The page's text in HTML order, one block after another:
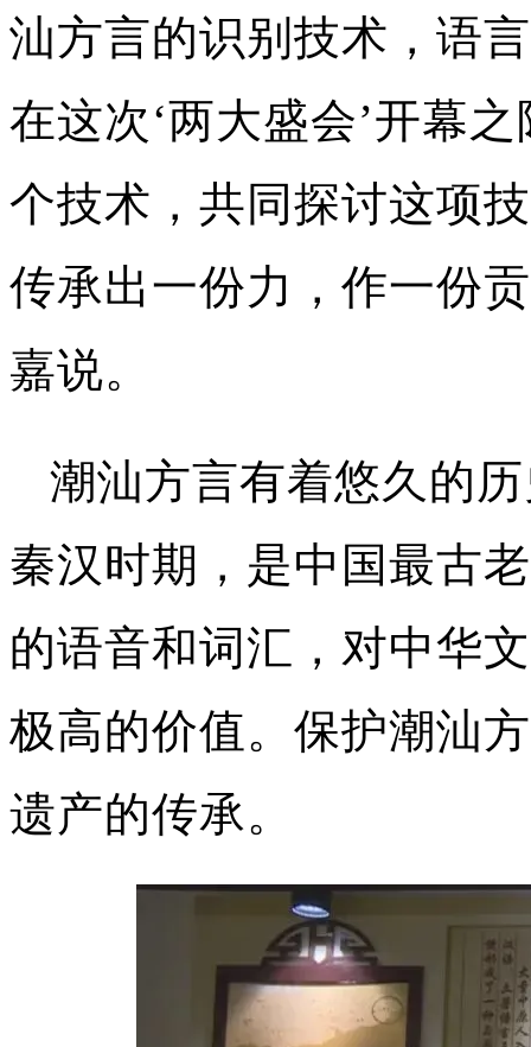
汕方言的识别技术，语
在这次‘两大盛会’开幕
个技术，共同探讨这项
传承出一份力，作一份
嘉说。
潮汕方言有着悠久的
秦汉时期，是中国最古
的语音和词汇，对中华
极高的价值。保护潮汕
遗产的传承。